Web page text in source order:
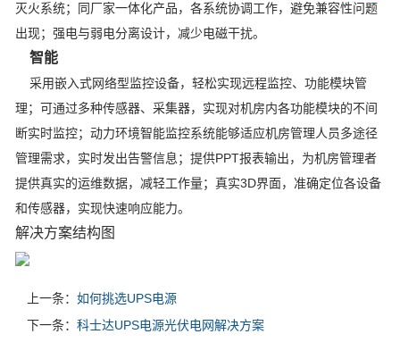
灭火系统；同厂家一体化产品，各系统协调工作，避免兼容性问题
出现；强电与弱电分离设计，减少电磁干扰。
智能
采用嵌入式网络型监控设备，轻松实现远程监控、功能模块管
理；可通过多种传感器、采集器，实现对机房内各功能模块的不间
断实时监控；动力环境智能监控系统能够适应机房管理人员多途径
管理需求，实时发出告警信息；提供PPT报表输出，为机房管理者
提供真实的运维数据，减轻工作量；真实3D界面，准确定位各设备
和传感器，实现快速响应能力。
解决方案结构图
上一条： 如何挑选UPS电源
下一条： 科士达UPS电源光伏电网解决方案